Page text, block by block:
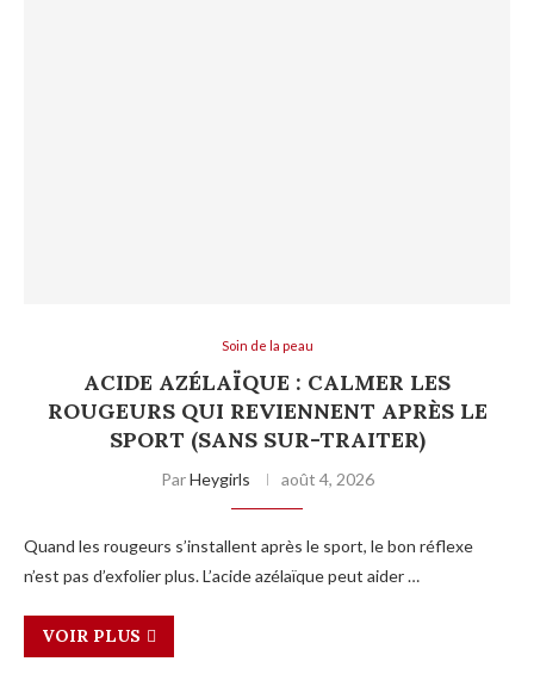
Soin de la peau
ACIDE AZÉLAÏQUE : CALMER LES
ROUGEURS QUI REVIENNENT APRÈS LE
SPORT (SANS SUR-TRAITER)
ParHeygirls août 4, 2026
Quand les rougeurs s’installent après le sport, le bon réflexe
n’est pas d’exfolier plus. L’acide azélaïque peut aider …
VOIR PLUS